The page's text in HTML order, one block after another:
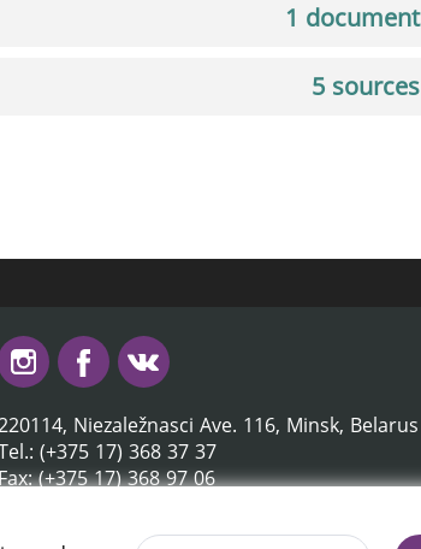
1 document
5 sources
Niezaležnasci Ave. 116, Minsk, Belarus
(+375 17) 368 37 37
(+375 17) 368 97 06